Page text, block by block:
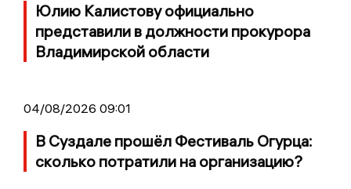
Юлию Калистову официально
представили в должности прокурора
Владимирской области
04/08/2026 09:01
В Суздале прошёл Фестиваль Огурца:
сколько потратили на организацию?